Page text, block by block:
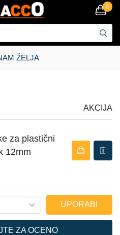
0
ŽELJA
AKCIJA
za plastični
12mm
UPORABI
ZA OCENO